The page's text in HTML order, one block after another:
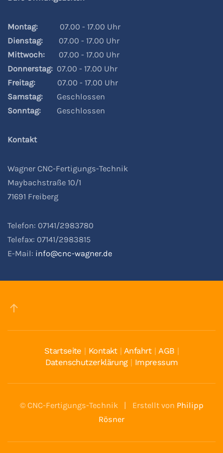
Montag: 07.00 - 17.00 Uhr
Dienstag: 07.00 - 17.00 Uhr
Mittwoch: 07.00 - 17.00 Uhr
Donnerstag: 07.00 - 17.00 Uhr
Freitag: 07.00 - 17.00 Uhr
Samstag: Geschlossen
Sonntag: Geschlossen
Kontakt
Wagner CNC-Fertigungs-Technik
Maybachstraße 10/1
71691 Freiberg
Telefon: 07141/2983780
Telefax: 07141/2983815
E-Mail: info@cnc-wagner.de
Startseite | Kontakt|Anfahrt|AGB |
Datenschutzerklärung| Impressum
© CNC-Fertigungs-Technik | Erstellt von Philipp
Rösner